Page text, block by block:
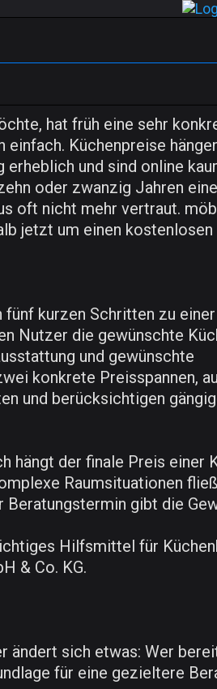
hat früh eine sehr
Küchenpreise
erheblich und sind online
oder zwanzig Jahren
oft nicht mehr vertraut.
jetzt um einen kostenlosen
kurzen Schritten zu einer
Nutzer die gewünschte
und gewünschte
konkrete Preisspannen,
und berücksichtigen
hängt der finale Preis einer
Raumsituationen
Beratungstermin gibt die
Hilfsmittel für
& Co. KG.
ändert sich etwas: Wer
für eine gezieltere